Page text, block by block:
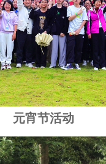
元宵节活动